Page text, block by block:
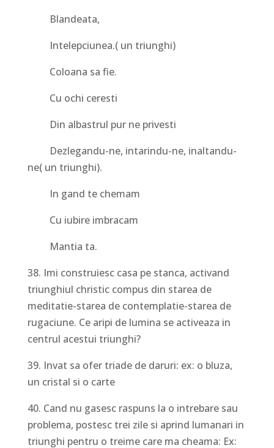
Blandeata,
Intelepciunea.( un triunghi)
Coloana sa fie.
Cu ochi ceresti
Din albastrul pur ne privesti
Dezlegandu-ne, intarindu-ne, inaltandu-
ne( un triunghi).
In gand te chemam
Cu iubire imbracam
Mantia ta.
38. Imi construiesc casa pe stanca, activand
triunghiul christic compus din starea de
meditatie-starea de contemplatie-starea de
rugaciune. Ce aripi de lumina se activeaza in
centrul acestui triunghi?
39. Invat sa ofer triade de daruri: ex: o bluza,
un cristal si o carte
40. Cand nu gasesc raspuns la o intrebare sau
problema, postesc trei zile si aprind lumanari in
triunghi pentru o treime care ma cheama: Ex: